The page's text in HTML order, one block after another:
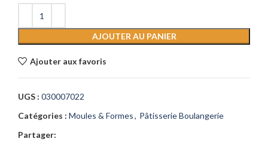
AJOUTER AU PANIER
Ajouter aux favoris
UGS : 030007022
Catégories : Moules & Formes, Pâtisserie Boulangerie
Partager: